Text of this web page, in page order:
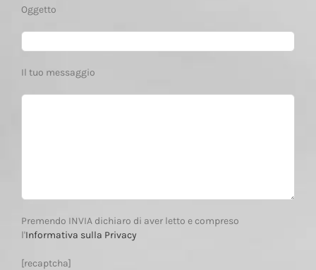
Oggetto
Il tuo messaggio
Premendo INVIA dichiaro di aver letto e compreso
l'Informativa sulla Privacy
[recaptcha]